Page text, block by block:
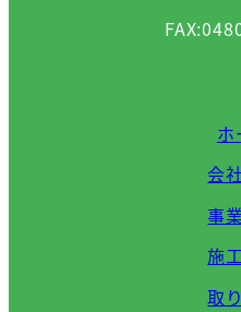
ホ
会
事
施
取